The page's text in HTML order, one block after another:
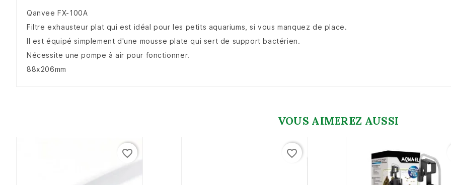
Qanvee FX-100A
Filtre exhausteur plat qui est idéal pour les petits aquariums, si vous manquez de place.
Il est équipé simplement d'une mousse plate qui sert de support bactérien.
Nécessite une pompe à air pour fonctionner.
88x206mm
VOUS AIMEREZ AUSSI
favorite_border favorite_border